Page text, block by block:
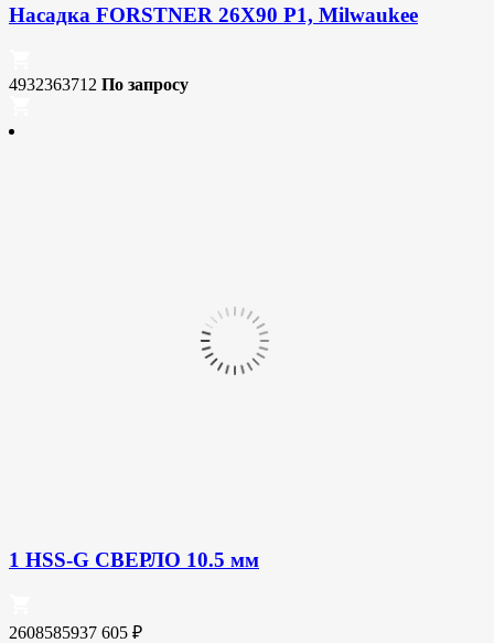
Насадка FORSTNER 26X90 P1, Milwaukee
4932363712 По запросу
1 HSS-G СВЕРЛО 10.5 мм
2608585937 605 ₽